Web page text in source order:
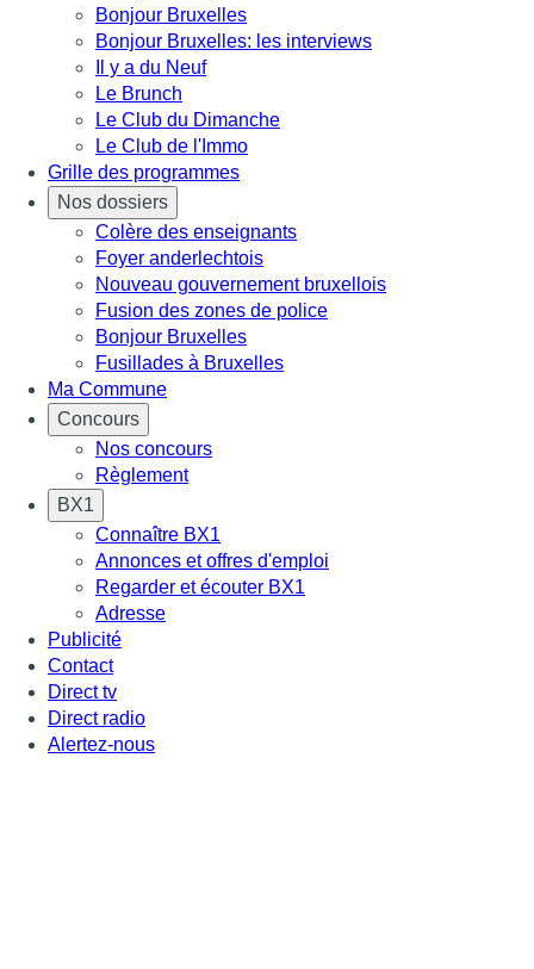
Bonjour Bruxelles
Bonjour Bruxelles: les interviews
Il y a du Neuf
Le Brunch
Le Club du Dimanche
Le Club de l'Immo
Grille des programmes
Nos dossiers
Colère des enseignants
Foyer anderlechtois
Nouveau gouvernement bruxellois
Fusion des zones de police
Bonjour Bruxelles
Fusillades à Bruxelles
Ma Commune
Concours
Nos concours
Règlement
BX1
Connaître BX1
Annonces et offres d'emploi
Regarder et écouter BX1
Adresse
Publicité
Contact
Direct tv
Direct radio
Alertez-nous